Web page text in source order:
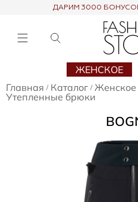
ДАРИМ 3000
ЖЕНСКОЕ
Главная / Каталог / Женское
Утепленные брюки